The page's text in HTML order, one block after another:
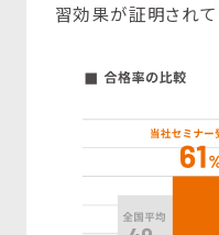
習効果が証明されて